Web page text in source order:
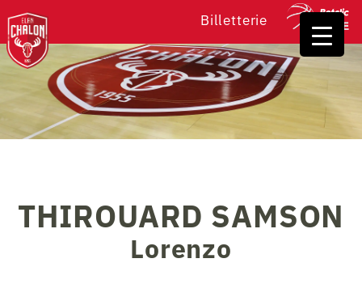
Billetterie
THIROUARD SAMSON
Lorenzo